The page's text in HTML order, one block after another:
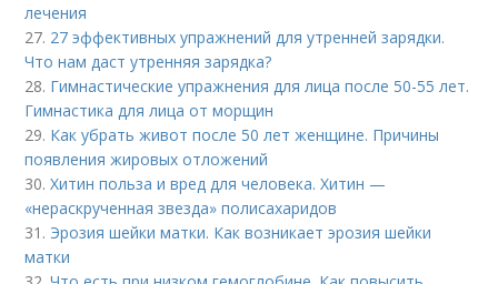
лечения
27. 27 эффективных упражнений для утренней зарядки.
Что нам даст утренняя зарядка?
28. Гимнастические упражнения для лица после 50-55 лет.
Гимнастика для лица от морщин
29. Как убрать живот после 50 лет женщине. Причины
появления жировых отложений
30.Хитин польза и вред для человека. Хитин —
«нераскрученная звезда» полисахаридов
31. Эрозия шейки матки. Как возникает эрозия шейки
матки